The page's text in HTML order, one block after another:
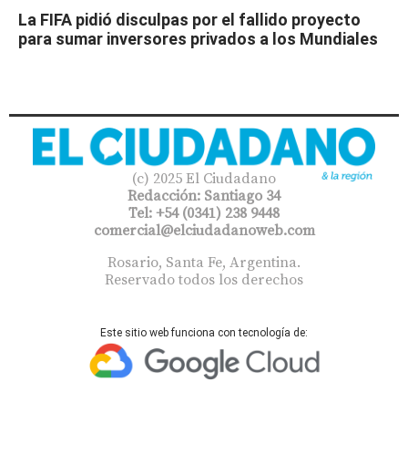
La FIFA pidió disculpas por el fallido proyecto
para sumar inversores privados a los Mundiales
(c) 2025 El Ciudadano
Redacción: Santiago 34
Tel: +54 (0341) 238 9448
comercial@elciudadanoweb.com​
Rosario, Santa Fe, Argentina.
Reservado todos los derechos
Este sitio web funciona con tecnología de: